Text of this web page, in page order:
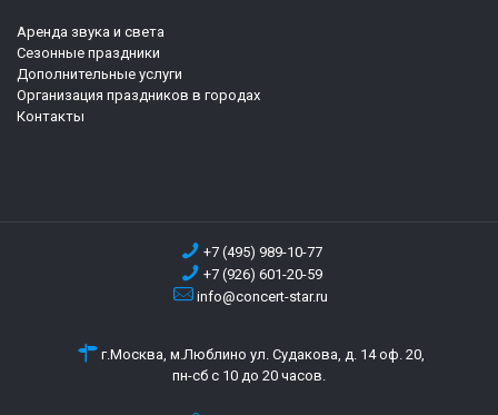
Аренда звука и света
Сезонные праздники
Дополнительные услуги
Организация праздников в городах
Контакты
+7 (495) 989-10-77
+7 (926) 601-20-59
info@concert-star.ru
г.Москва, м.Люблино ул. Судакова, д. 14 оф. 20,
пн-сб с 10 до 20 часов.